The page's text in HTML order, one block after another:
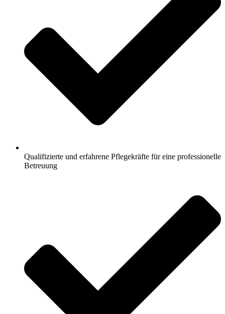
Qualifizierte und erfahrene Pflegekräfte für eine professionelle
Betreuung